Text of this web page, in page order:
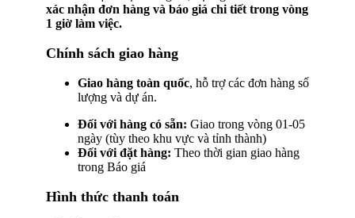
xác nhận đơn hàng và báo giá chi tiết trong vòng
1 giờ làm việc.
Chính sách giao hàng
Giao hàng toàn quốc, hỗ trợ các đơn hàng số
lượng và dự án.
Đối với hàng có sẵn: Giao trong vòng 01-05
ngày (tùy theo khu vực và tỉnh thành)
Đối với đặt hàng: Theo thời gian giao hàng
trong Báo giá
Hình thức thanh toán